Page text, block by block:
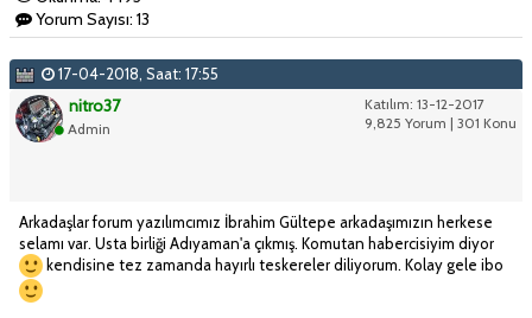
Yorum Sayısı: 13
17-04-2018, Saat: 17:55
Katılım: 13-12-2017
9,825 Yorum | 301 Konu
nitro37
Admin
Arkadaşlar forum yazılımcımız İbrahim Gültepe arkadaşımızın herkese
selamı var. Usta birliği Adıyaman'a çıkmış. Komutan habercisiyim diyor
kendisine tez zamanda hayırlı teskereler diliyorum. Kolay gele ibo